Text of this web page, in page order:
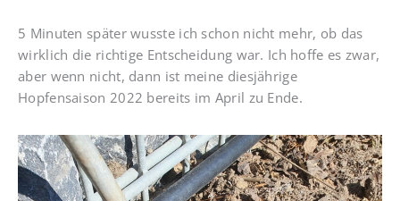
5 Minuten später wusste ich schon nicht mehr, ob das
wirklich die richtige Entscheidung war. Ich hoffe es zwar,
aber wenn nicht, dann ist meine diesjährige
Hopfensaison 2022 bereits im April zu Ende.